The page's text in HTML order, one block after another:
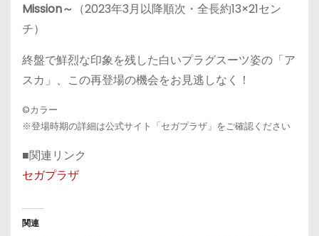
Mission～ （2023年3月以降順次・全長約13×21セン
チ）
終盤で鮮烈な印象を残した白いプラグスーツ姿の「ア
スカ」、この再登場の機会をお見逃しなく！
©カラー
※登場時期の詳細は公式サイト「セガプラザ」をご確認ください
■関連リンク
セガプラザ
関連